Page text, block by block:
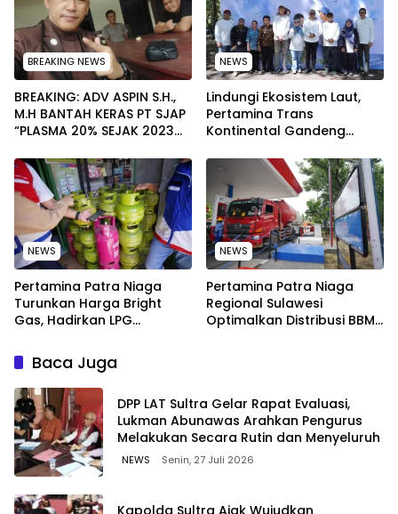
BREAKING NEWS
BREAKING: ADV ASPIN S.H.,
M.H BANTAH KERAS PT SJAP
“PLASMA 20% SEJAK 2023
WARGA WAWOONE!
NEWS
Lindungi Ekosistem Laut,
Pertamina Trans
Kontinental Gandeng
Kebersihan Pantai di
Bitung, Sulawesi
NEWS
Pertamina Patra Niaga
Turunkan Harga Bright
Gas, Hadirkan LPG
Lebih Kompetitif
NEWS
Pertamina Patra Niaga
Regional Sulawesi
Optimalkan Distribusi BBM
Baca Juga
‎DPP LAT Sultra Gelar Rapat Evaluasi,
Lukman Abunawas Arahkan Pengurus
Melakukan Secara Rutin dan Menyeluruh
NEWS Senin, 27 Juli 2026
Kapolda Sultra Ajak Wujudkan